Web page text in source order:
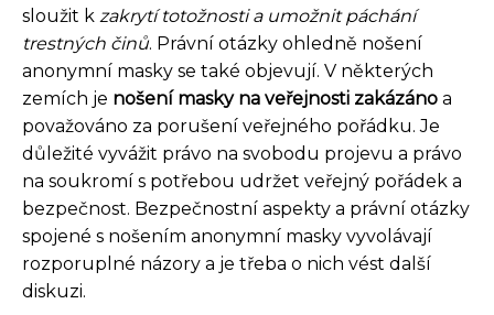
sloužit k zakrytí totožnosti a umožnit páchání
trestných činů. Právní otázky ohledně nošení
anonymní masky se také objevují. V některých
zemích je nošení masky na veřejnosti zakázáno a
považováno za porušení veřejného pořádku. Je
důležité vyvážit právo na svobodu projevu a právo
na soukromí s potřebou udržet veřejný pořádek a
bezpečnost. Bezpečnostní aspekty a právní otázky
spojené s nošením anonymní masky vyvolávají
rozporuplné názory a je třeba o nich vést další
diskuzi.